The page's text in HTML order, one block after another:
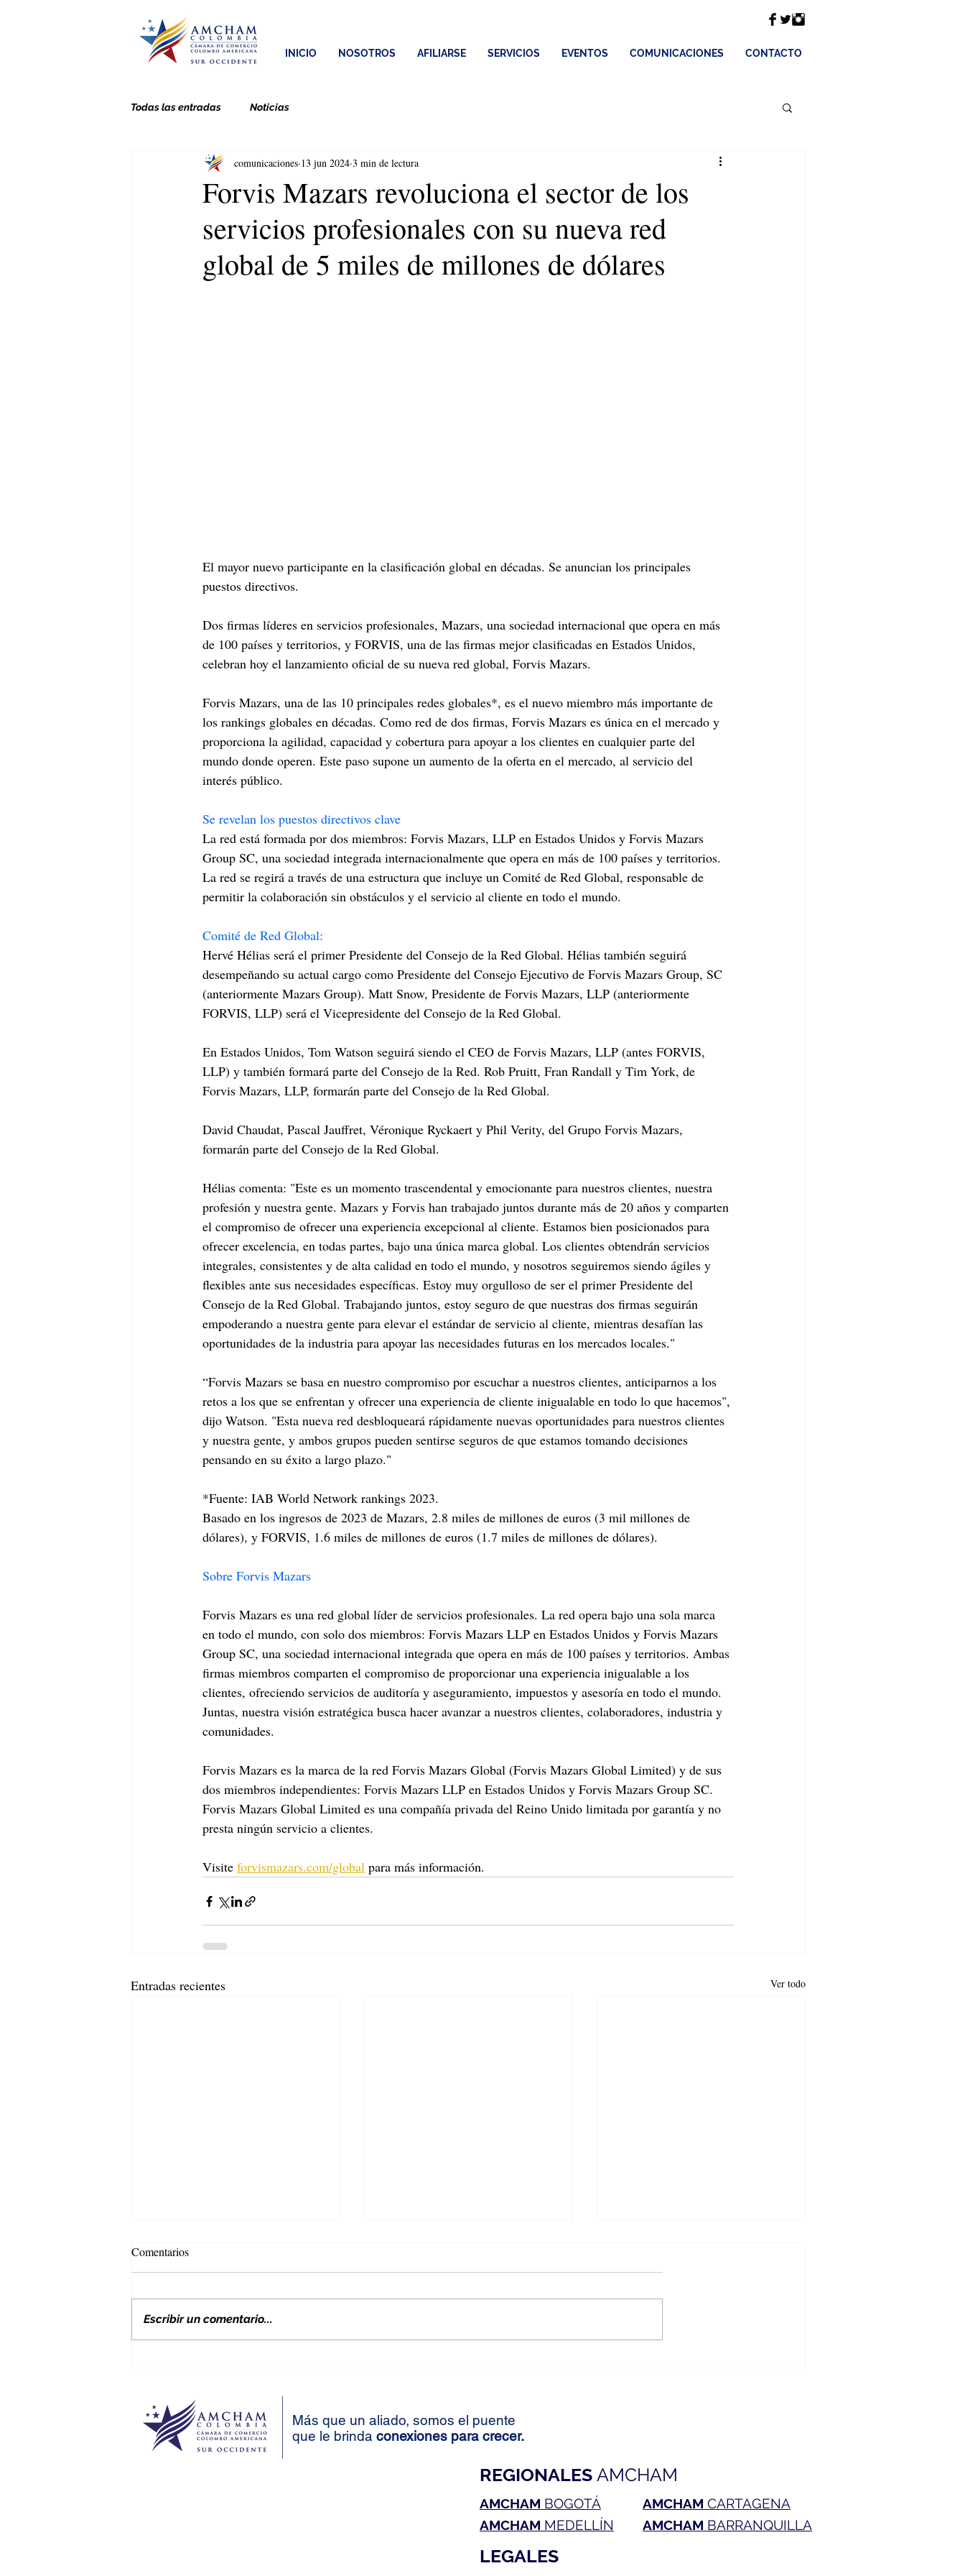
INICIO NOSOTROS AFILIARSE SERVICIOS EVENTOS COMUNICACIONES CONTACTO
Todas las entradas Noticias
Forvis Mazars revoluciona el sector de los
servicios profesionales con su nueva red
global de 5 miles de millones de dólares
comunicaciones 13 jun 2024 3 min de lectura
El mayor nuevo participante en la clasificación global en décadas. Se anuncian los principales
puestos directivos.
Dos firmas líderes en servicios profesionales, Mazars, una sociedad internacional que opera en más
de 100 países y territorios, y FORVIS, una de las firmas mejor clasificadas en Estados Unidos,
celebran hoy el lanzamiento oficial de su nueva red global, Forvis Mazars.
Forvis Mazars, una de las 10 principales redes globales*, es el nuevo miembro más importante de
los rankings globales en décadas. Como red de dos firmas, Forvis Mazars es única en el mercado y
proporciona la agilidad, capacidad y cobertura para apoyar a los clientes en cualquier parte del
mundo donde operen. Este paso supone un aumento de la oferta en el mercado, al servicio del
interés público.
Se revelan los puestos directivos clave
La red está formada por dos miembros: Forvis Mazars, LLP en Estados Unidos y Forvis Mazars
Group SC, una sociedad integrada internacionalmente que opera en más de 100 países y territorios.
La red se regirá a través de una estructura que incluye un Comité de Red Global, responsable de
permitir la colaboración sin obstáculos y el servicio al cliente en todo el mundo.
Comité de Red Global:
Hervé Hélias será el primer Presidente del Consejo de la Red Global. Hélias también seguirá
desempeñando su actual cargo como Presidente del Consejo Ejecutivo de Forvis Mazars Group, SC
(anteriormente Mazars Group). Matt Snow, Presidente de Forvis Mazars, LLP (anteriormente
FORVIS, LLP) será el Vicepresidente del Consejo de la Red Global.
En Estados Unidos, Tom Watson seguirá siendo el CEO de Forvis Mazars, LLP (antes FORVIS,
LLP) y también formará parte del Consejo de la Red. Rob Pruitt, Fran Randall y Tim York, de
Forvis Mazars, LLP, formarán parte del Consejo de la Red Global.
David Chaudat, Pascal Jauffret, Véronique Ryckaert y Phil Verity, del Grupo Forvis Mazars,
formarán parte del Consejo de la Red Global.
Hélias comenta: "Este es un momento trascendental y emocionante para nuestros clientes, nuestra
profesión y nuestra gente. Mazars y Forvis han trabajado juntos durante más de 20 años y comparten
el compromiso de ofrecer una experiencia excepcional al cliente. Estamos bien posicionados para
ofrecer excelencia, en todas partes, bajo una única marca global. Los clientes obtendrán servicios
integrales, consistentes y de alta calidad en todo el mundo, y nosotros seguiremos siendo ágiles y
flexibles ante sus necesidades específicas. Estoy muy orgulloso de ser el primer Presidente del
Consejo de la Red Global. Trabajando juntos, estoy seguro de que nuestras dos firmas seguirán
empoderando a nuestra gente para elevar el estándar de servicio al cliente, mientras desafían las
oportunidades de la industria para apoyar las necesidades futuras en los mercados locales."
“Forvis Mazars se basa en nuestro compromiso por escuchar a nuestros clientes, anticiparnos a los
retos a los que se enfrentan y ofrecer una experiencia de cliente inigualable en todo lo que hacemos",
dijo Watson. "Esta nueva red desbloqueará rápidamente nuevas oportunidades para nuestros clientes
y nuestra gente, y ambos grupos pueden sentirse seguros de que estamos tomando decisiones
pensando en su éxito a largo plazo."
*Fuente: IAB World Network rankings 2023.
Basado en los ingresos de 2023 de Mazars, 2.8 miles de millones de euros (3 mil millones de
dólares), y FORVIS, 1.6 miles de millones de euros (1.7 miles de millones de dólares).
Sobre Forvis Mazars
Forvis Mazars es una red global líder de servicios profesionales. La red opera bajo una sola marca
en todo el mundo, con solo dos miembros: Forvis Mazars LLP en Estados Unidos y Forvis Mazars
Group SC, una sociedad internacional integrada que opera en más de 100 países y territorios. Ambas
firmas miembros comparten el compromiso de proporcionar una experiencia inigualable a los
clientes, ofreciendo servicios de auditoría y aseguramiento, impuestos y asesoría en todo el mundo.
Juntas, nuestra visión estratégica busca hacer avanzar a nuestros clientes, colaboradores, industria y
comunidades.
Forvis Mazars es la marca de la red Forvis Mazars Global (Forvis Mazars Global Limited) y de sus
dos miembros independientes: Forvis Mazars LLP en Estados Unidos y Forvis Mazars Group SC.
Forvis Mazars Global Limited es una compañía privada del Reino Unido limitada por garantía y no
presta ningún servicio a clientes.
Visite forvismazars.com/global para más información.
Entradas recientes Ver todo
Colombia
Comentarios
Escribir un comentario...
Más que un aliado, somos el puente
que le brinda conexiones para crecer.
REGIONALES AMCHAM
AMCHAM BOGOTÁ
AMCHAM MEDELLÍN
AMCHAM CARTAGENA
AMCHAM BARRANQUILLA
LEGALES